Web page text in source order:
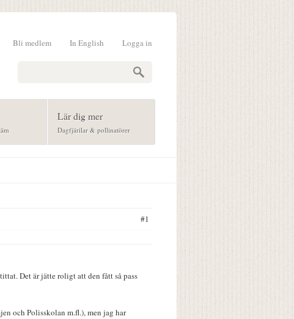
Logga in
In English
Bli medlem
Lär dig mer
Dagfjärilar & pollinatörer
#1
Det är jätte roligt att den fått så pass
och Polisskolan m.fl.), men jag har